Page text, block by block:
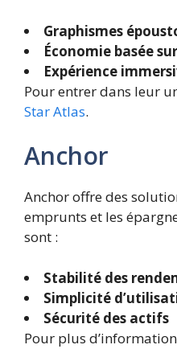
Graphismes
Économie basée
Expérience
Pour entrer dans leur
Star Atlas.
Anchor
Anchor offre des
emprunts et les
sont :
Stabilité des
Simplicité
Sécurité des actifs
Pour plus